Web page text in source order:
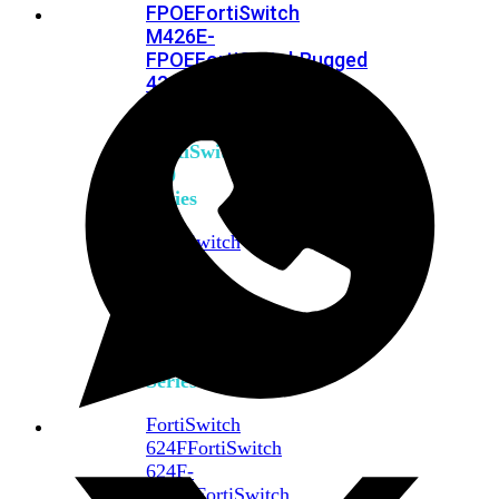
FPOEFortiSwitch
M426E-
FPOEFortiSwitchRugged
424F-
FortiSwitch
500
Series
FortiSwitch
Series
FortiSwitch
624FFortiSwitch
624F-
FortiSwitch